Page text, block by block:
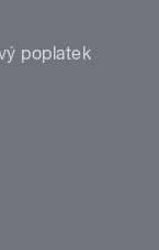
poplatek